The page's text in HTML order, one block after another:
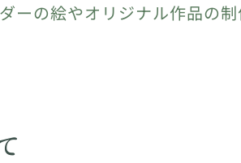
ーの絵やオリジナル作品の